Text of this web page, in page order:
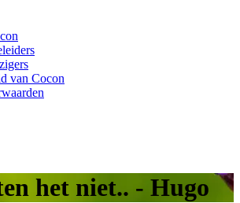
van Cocon
het niet.. - Hugo